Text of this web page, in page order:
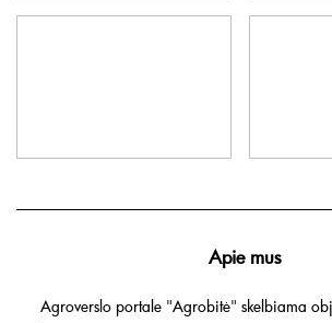
Apie mus
Agroverslo portale "Agrobitė" skelbiama